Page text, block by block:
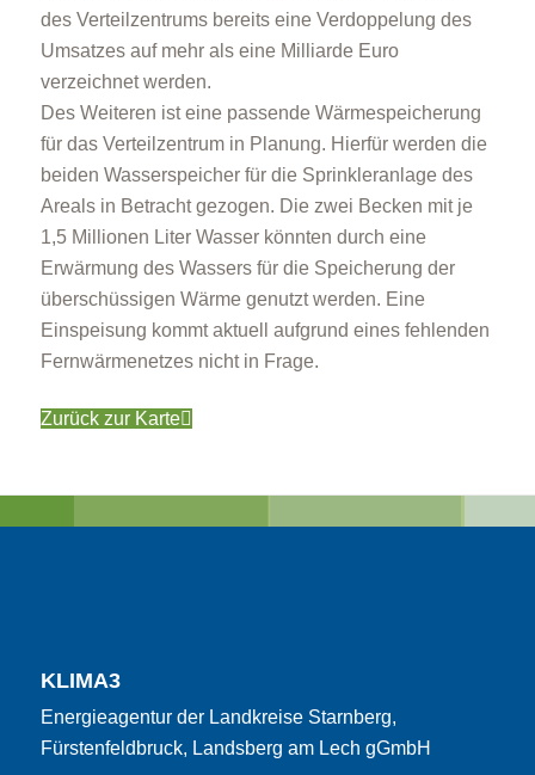
des Verteilzentrums bereits eine Verdoppelung des
Umsatzes auf mehr als eine Milliarde Euro
verzeichnet werden.
Des Weiteren ist eine passende Wärmespeicherung
für das Verteilzentrum in Planung. Hierfür werden die
beiden Wasserspeicher für die Sprinkleranlage des
Areals in Betracht gezogen. Die zwei Becken mit je
1,5 Millionen Liter Wasser könnten durch eine
Erwärmung des Wassers für die Speicherung der
überschüssigen Wärme genutzt werden. Eine
Einspeisung kommt aktuell aufgrund eines fehlenden
Fernwärmenetzes nicht in Frage.
Zurück zur Karte
KLIMA3
Energieagentur der Landkreise Starnberg,
Fürstenfeldbruck, Landsberg am Lech gGmbH